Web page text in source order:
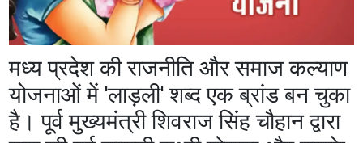
मध्य प्रदेश की राजनीति और समाज कल्याण
योजनाओं में 'लाड़ली' शब्द एक ब्रांड बन चुका
है। पूर्व मुख्यमंत्री शिवराज सिंह चौहान द्वारा